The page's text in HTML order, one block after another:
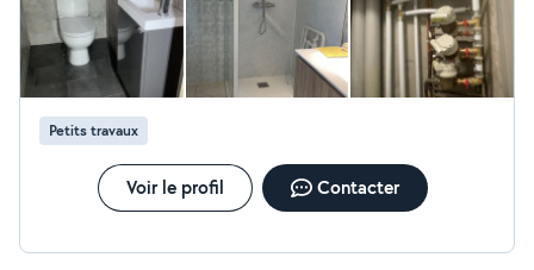
Petits travaux
Voir le profil Contacter